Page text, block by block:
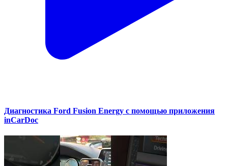
Диагностика Ford Fusion Energy с помощью приложения
inCarDoc